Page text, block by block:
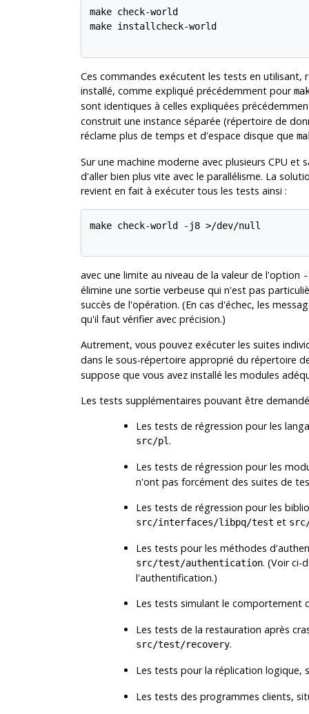
make check-world
make installcheck-world
Ces commandes exécutent les tests en utilisant,
installé, comme expliqué précédemment pour
sont identiques à celles expliquées
construit une instance séparée (répertoire de
réclame plus de temps et d'espace disque que
Sur une machine moderne avec plusieurs CPU
d'aller bien plus vite avec le parallélisme. La
revient en fait à exécuter tous les tests ainsi :
make check-world -j8 >/dev/null
avec une limite au niveau de la valeur de l'option
élimine une sortie verbeuse qui n'est pas
succès de l'opération. (En cas d'échec, les
qu'il faut vérifier avec précision.)
Autrement, vous pouvez exécuter les suites
dans le sous-répertoire approprié du répertoire
suppose que vous avez installé les modules
Les tests supplémentaires pouvant être
Les tests de régression pour les
src/pl.
Les tests de régression pour les
n'ont pas forcément des suites de
Les tests de régression pour les
src/interfaces/libpq/test et
Les tests pour les méthodes
src/test/authentication. (Voir ci-
l'authentification.)
Les tests simulant le comportement
Les tests de la restauration après
src/test/recovery.
Les tests pour la réplication logique,
Les tests des programmes clients,